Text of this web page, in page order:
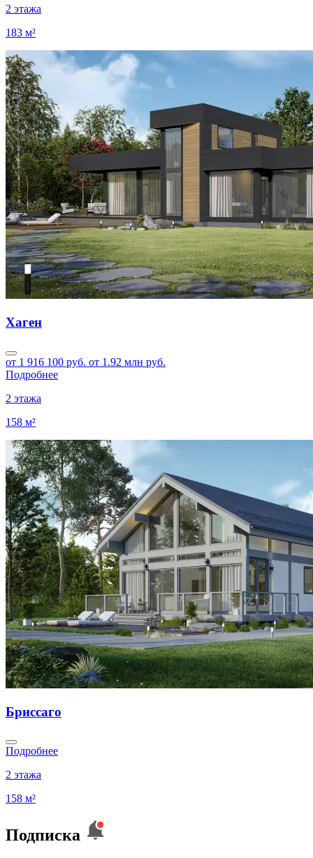
2 этажа
183 м²
Хаген
от 1 916 100 руб. от 1.92 млн руб.
Подробнее
2 этажа
158 м²
Бриссаго
Подробнее
2 этажа
158 м²
Подписка